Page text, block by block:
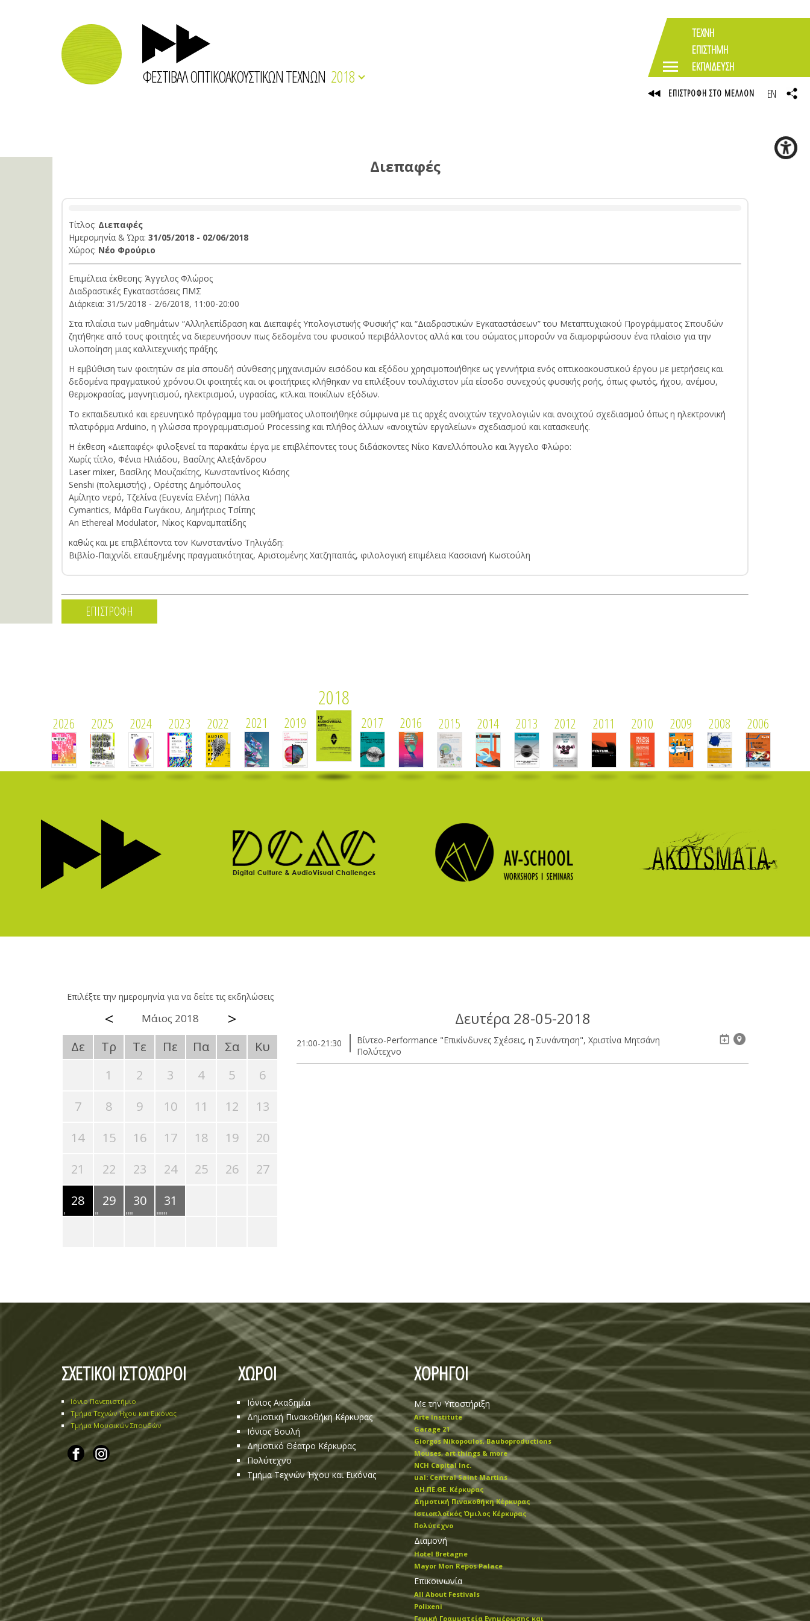
ΦΕΣΤΙΒΑΛ ΟΠΤΙΚΟΑΚΟΥΣΤΙΚΩΝ ΤΕΧΝΩΝ 2018
Διεπαφές
Τίτλος: Διεπαφές
Ημερομηνία & Ώρα: 31/05/2018 - 02/06/2018
Χώρος: Νέο Φρούριο
Επιμέλεια έκθεσης: Άγγελος Φλώρος
Διαδραστικές Εγκαταστάσεις ΠΜΣ
Διάρκεια: 31/5/2018 - 2/6/2018, 11:00-20:00
Στα πλαίσια των μαθημάτων “Αλληλεπίδραση και Διεπαφές Υπολογιστικής Φυσικής” και “Διαδραστικών Εγκαταστάσεων” του Μεταπτυχιακού Προγράμματος Σπουδών
ζητήθηκε από τους φοιτητές να διερευνήσουν πως δεδομένα του φυσικού περιβάλλοντος αλλά και του σώματος μπορούν να διαμορφώσουν ένα πλαίσιο για την
υλοποίηση μιας καλλιτεχνικής πράξης.
Η εμβύθιση των φοιτητών σε μία σπουδή σύνθεσης μηχανισμών εισόδου και εξόδου χρησιμοποιήθηκε ως γεννήτρια ενός οπτικοακουστικού έργου με μετρήσεις και
δεδομένα πραγματικού χρόνου.Οι φοιτητές και οι φοιτήτριες κλήθηκαν να επιλέξουν τουλάχιστον μία είσοδο συνεχούς φυσικής ροής, όπως φωτός, ήχου, ανέμου,
θερμοκρασίας, μαγνητισμού, ηλεκτρισμού, υγρασίας, κτλ.και ποικίλων εξόδων.
Το εκπαιδευτικό και ερευνητικό πρόγραμμα του μαθήματος υλοποιήθηκε σύμφωνα με τις αρχές ανοιχτών τεχνολογιών και ανοιχτού σχεδιασμού όπως η ηλεκτρονική
πλατφόρμα Arduino, η γλώσσα προγραμματισμού Processing και πλήθος άλλων «ανοιχτών εργαλείων» σχεδιασμού και κατασκευής.
Η έκθεση «Διεπαφές» φιλοξενεί τα παρακάτω έργα με επιβλέποντες τους διδάσκοντες Νίκο Κανελλόπουλο και Άγγελο Φλώρο:
Χωρίς τίτλο, Φένια Ηλιάδου, Βασίλης Αλεξάνδρου
Laser mixer, Βασίλης Μουζακίτης, Κωνσταντίνος Κιόσης
Senshi (πολεμιστής) , Ορέστης Δημόπουλος
Αμίλητο νερό, Τζελίνα (Ευγενία Ελένη) Πάλλα
Cymantics, Μάρθα Γωγάκου, Δημήτριος Τσίπης
An Ethereal Modulator, Νίκος Καρναμπατίδης
καθώς και με επιβλέποντα τον Κωνσταντίνο Τηλιγάδη:
Βιβλίο-Παιχνίδι επαυξημένης πραγματικότητας, Αριστομένης Χατζηπαπάς, φιλολογική επιμέλεια Κασσιανή Κωστούλη
ΕΠΙΣΤΡΟΦΗ
2026 2025 2024 2023 2022 2021 2019
2018
2017 2016 2015 2014 2013 2012 2011 2010 2009 2008 2006
Επιλέξτε την ημερομηνία για να δείτε τις εκδηλώσεις
< Μάιος 2018 >
Δε Τρ Τε Πε Πα Σα
Κυ
1
2 3 4 5
6
7
8 9 10 11 12
13
14
15 16 17 18 19
20
21
22 23 24 25 26
27
28
29 30 31
Δευτέρα 28-05-2018
21:00-21:30
Βίντεο-Performance "Επικίνδυνες Σχέσεις, η Συνάντηση", Χριστίνα Μητσάνη
Πολύτεχνο
ΣΧΕΤΙΚΟΙ ΙΣΤΟΧΩΡΟΙ
Ιόνιο Πανεπιστήμιο
Τμήμα Τεχνών Ήχου και Εικόνας
Τμήμα Μουσικών Σπουδών
ΧΩΡΟΙ
Ιόνιος Ακαδημία
Δημοτική Πινακοθήκη Κέρκυρας
Ιόνιος Βουλή
Δημοτικό Θέατρο Κέρκυρας
Πολύτεχνο
Τμήμα Τεχνών Ήχου και Εικόνας
ΧΟΡΗΓΟΙ
Με την Υποστήριξη
Arte Institute
Garage 21
Giorgos Nikopoulos, Bauboproductions
Mouses, art things & more
NCH Capital Inc.
ual: Central Saint Martins
ΔΗ.ΠΕ.ΘΕ. Κέρκυρας
Δημοτική Πινακοθήκη Κέρκυρας
Ιστιοπλοϊκός Όμιλος Κέρκυρας
Πολύτεχνο
Διαμονή
Hotel Bretagne
Mayor Mon Repos Palace
Επικοινωνία
All About Festivals
Polixeni
Γενική Γραμματεία Ενημέρωσης και
ΤΕΧΝΗ
ΕΠΙΣΤΗΜΗ
ΕΚΠΑΙΔΕΥΣΗ
ΕΠΙΣΤΡΟΦΗ ΣΤΟ ΜΕΛΛΟΝ EN